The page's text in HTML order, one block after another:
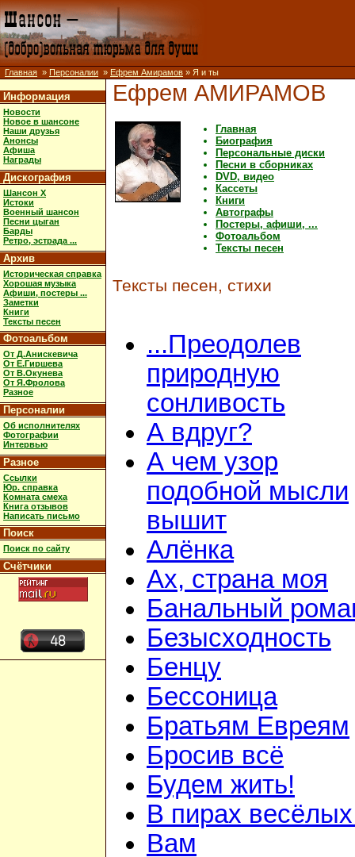
Главная » Персоналии » Ефрем Амирамов » Я и ты
Информация
Новости
Новое в шансоне
Наши друзья
Анонсы
Афиша
Награды
Дискография
Шансон X
Истоки
Военный шансон
Песни цыган
Барды
Ретро, эстрада ...
Архив
Историческая справка
Хорошая музыка
Афиши, постеры ...
Заметки
Книги
Тексты песен
Фотоальбом
От Д.Анискевича
От Е.Гиршева
От В.Окунева
От Я.Фролова
Разное
Персоналии
Об исполнителях
Фотографии
Интервью
Разное
Ссылки
Юр. справка
Комната смеха
Книга отзывов
Написать письмо
Поиск
Поиск по сайту
Счётчики
Ефрем АМИРАМОВ
Главная
Биография
Персональные диски
Песни в сборниках
DVD, видео
Кассеты
Книги
Автографы
Постеры, афиши, ...
Фотоальбом
Тексты песен
Тексты песен, стихи
...Преодолев
природную
сонливость
А вдруг?
А чем узор
подобной мысли
вышит
Алёнка
Ах, страна моя
Банальный
Безысходность
Бенцу
Бессоница
Братьям Евреям
Бросив всё
Будем жить!
В пирах
Вам